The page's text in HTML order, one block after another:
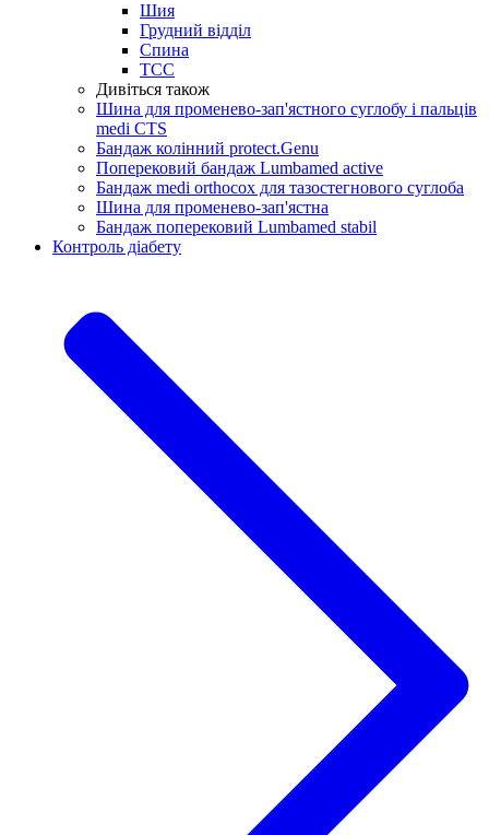
Шия
Грудний відділ
Спина
ТСС
Дивіться також
Шина для променево-зап'ястного суглобу і пальців
medi CTS
Бандаж колінний protect.Genu
Поперековий бандаж Lumbamed active
Бандаж medi orthocox для тазостегнового суглоба
Шина для променево-зап'ястна
Бандаж поперековий Lumbamed stabil
Контроль діабету